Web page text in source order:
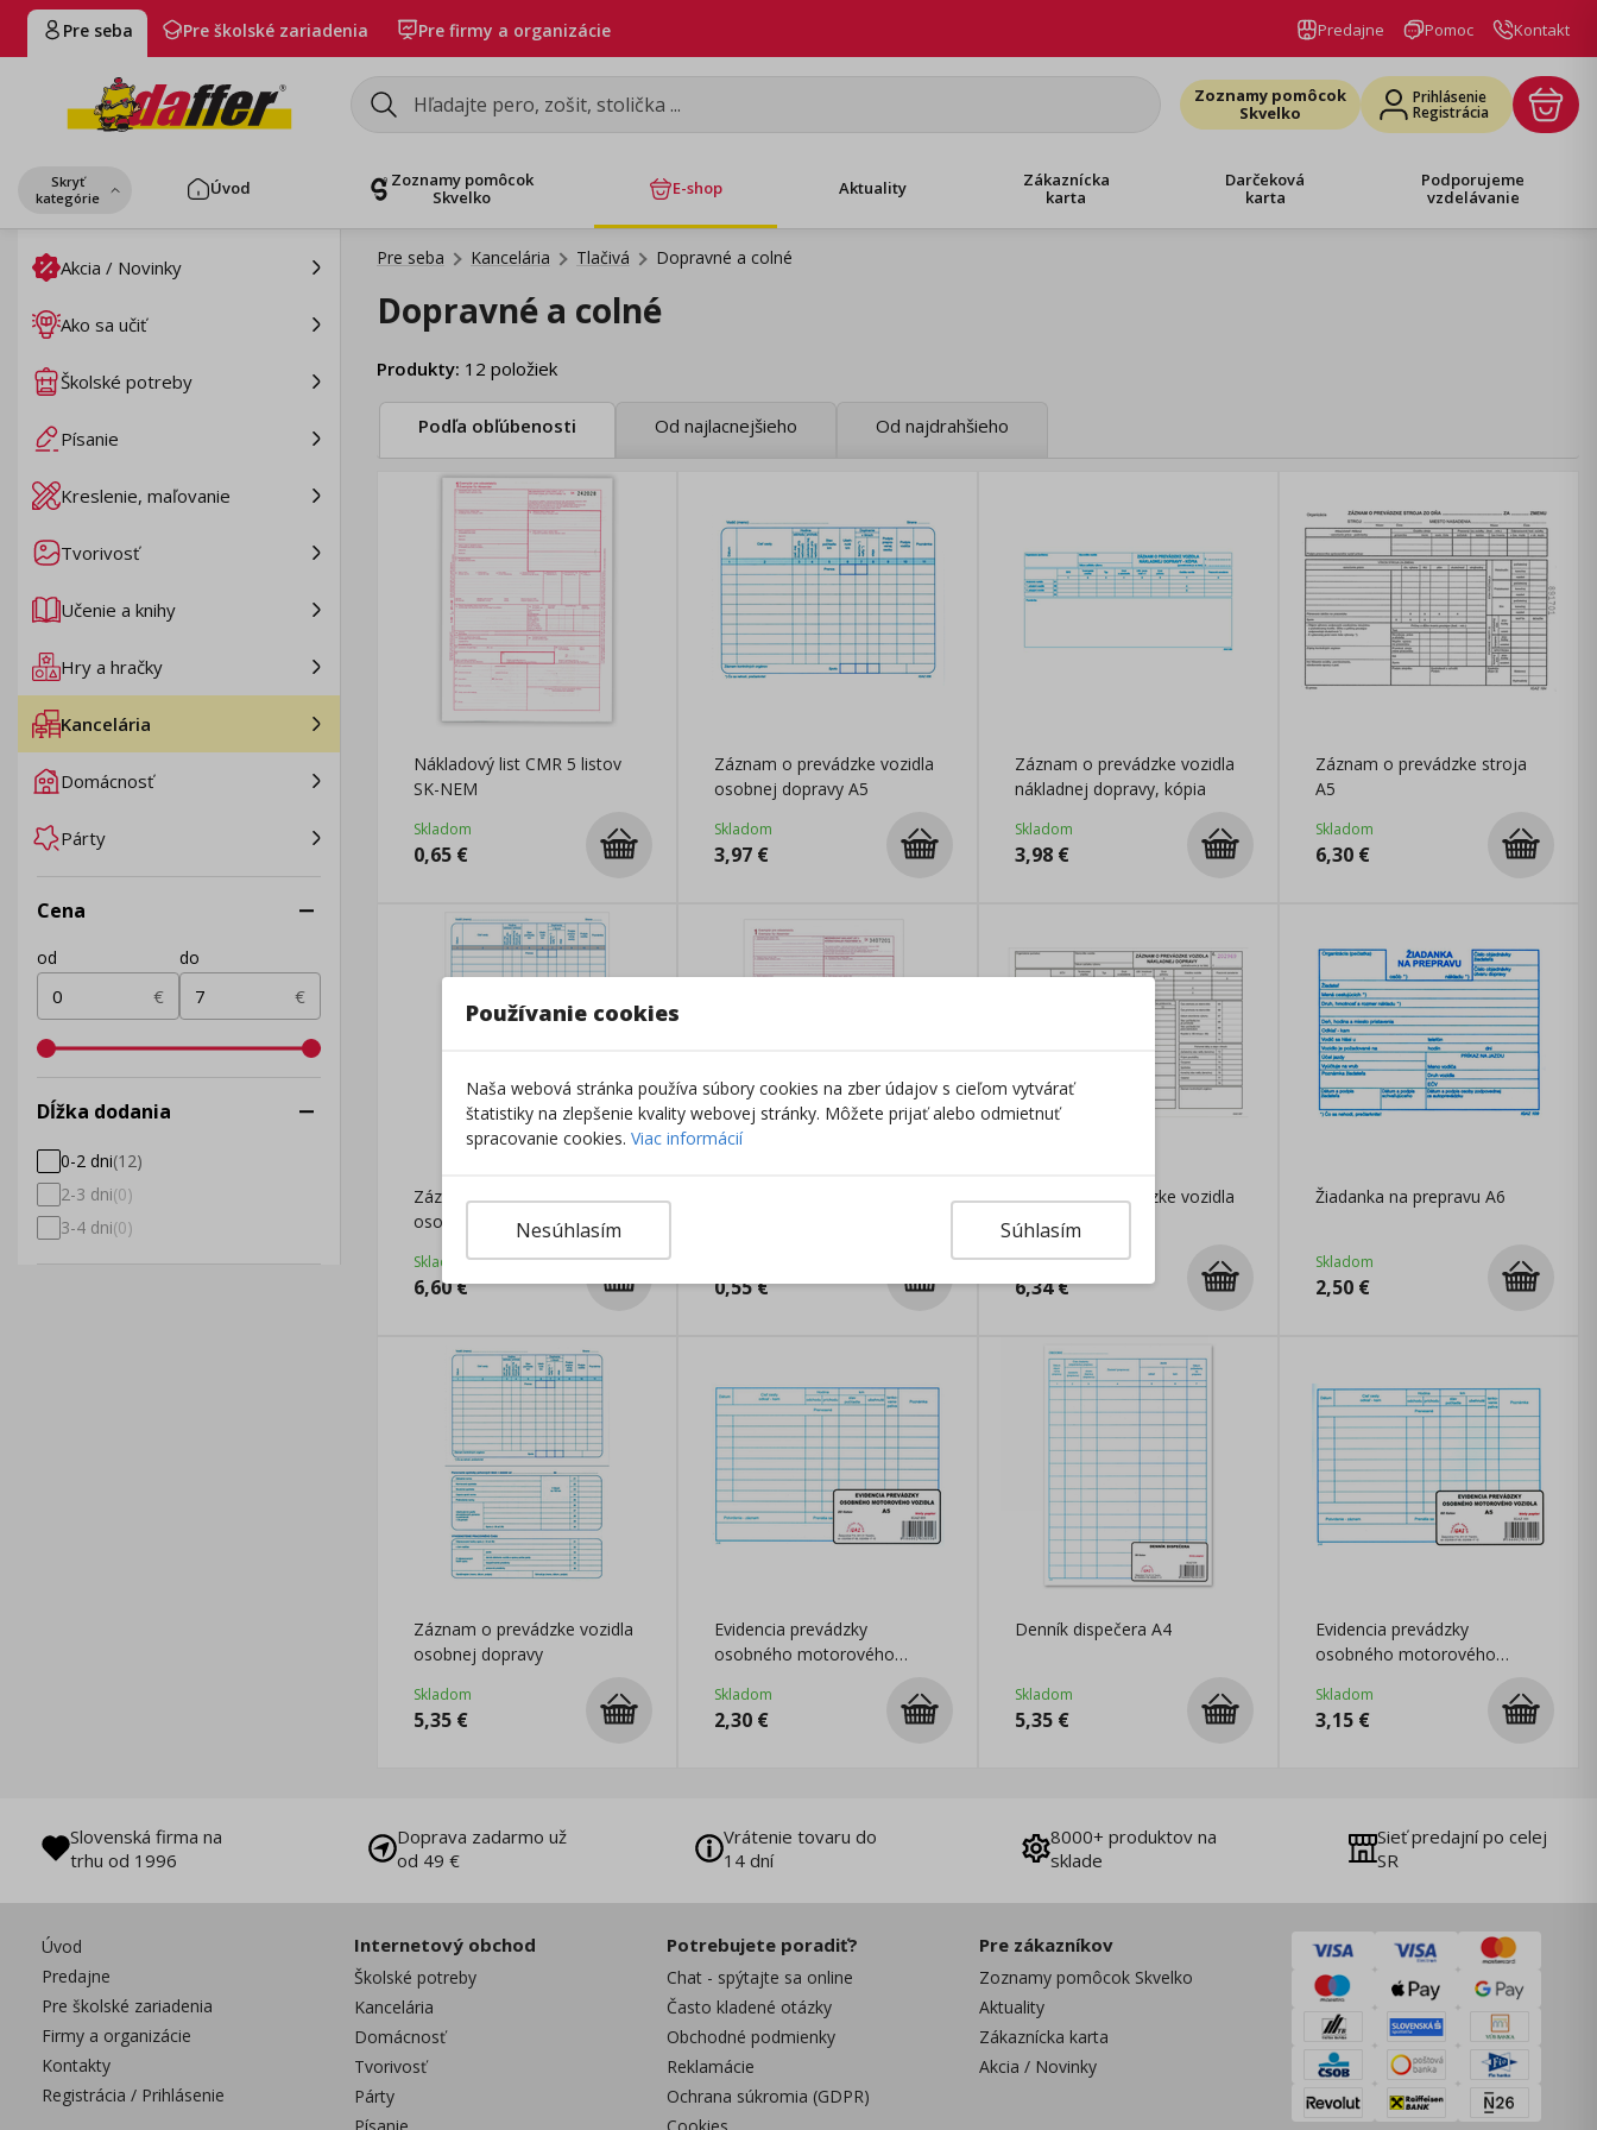
Pre seba Pre školské zariadenia Pre firmy a organizácie Predajne Pomoc Kontakt
Zoznamy pomôcok
Skvelko
Prihlásenie
Registrácia
Skryť
kategórie
Úvod
Zoznamy pomôcok
Skvelko
E-shop Aktuality
Zákaznícka
karta
Darčeková
karta
Podporujeme
vzdelávanie
Akcia / Novinky
Ako sa učiť
Školské potreby
Písanie
Kreslenie, maľovanie
Tvorivosť
Učenie a knihy
Hry a hračky
Kancelária
Domácnosť
Párty
Cena
od
€
do
€
Dĺžka dodania
0-2 dni(12)
2-3 dni(0)
3-4 dni(0)
Pre seba Kancelária Tlačivá Dopravné a colné
Dopravné a colné
Produkty: 12 položiek
Podľa obľúbenosti Od najlacnejšieho Od najdrahšieho
Nákladový list CMR 5 listov
SK-NEM
Skladom
0,65 €
Záznam o prevádzke vozidla
osobnej dopravy A5
Skladom
3,97 €
Záznam o prevádzke vozidla
nákladnej dopravy, kópia
Skladom
3,98 €
Záznam o prevádzke stroja
A5
Skladom
6,30 €
Záznam o prevádzke vozidla
osobnej dopravy,
Skladom
6,60€ 0,55€
Záznam o prevádzke vozidla
nákladnej dopravy
Skladom
6,34€
Žiadanka na prepravu A6
Skladom
2,50 €
Záznam o prevádzke vozidla
osobnej dopravy
Skladom
5,35 €
Evidencia prevádzky
osobného motorového
Skladom
2,30 €
Denník dispečera A4
Skladom
5,35 €
Evidencia prevádzky
osobného motorového
Skladom
3,15 €
Slovenská firma na
trhu od 1996
Doprava zadarmo už
od 49 €
Vrátenie tovaru do
14 dní
8000+ produktov na
sklade
Sieť predajní po celej
SR
Úvod
Predajne
Pre školské zariadenia
Firmy a organizácie
Kontakty
Registrácia / Prihlásenie
Internetový obchod
Školské potreby
Kancelária
Domácnosť
Tvorivosť
Párty
Potrebujete poradiť?
Chat - spýtajte sa online
Často kladené otázky
Obchodné podmienky
Reklamácie
Ochrana súkromia (GDPR)
Pre zákazníkov
Zoznamy pomôcok Skvelko
Aktuality
Zákaznícka karta
Akcia / Novinky
Používanie cookies
Naša webová stránka používa súbory cookies na zber údajov s cieľom vytvárať
štatistiky na zlepšenie kvality webovej stránky. Môžete prijať alebo odmietnuť
spracovanie cookies. Viac informácií
Súhlasím
Nesúhlasím